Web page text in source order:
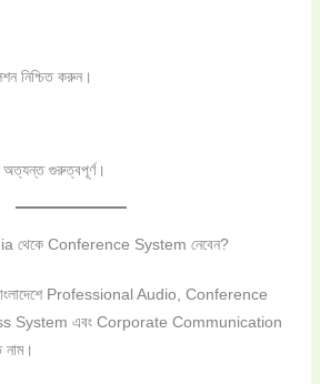
নিশ্চিত করুন।
অত্যন্ত গুরুত্বপূর্ণ।
থেকে Conference System নেবেন?
Professional Audio, Conference
System এবং Corporate Communication